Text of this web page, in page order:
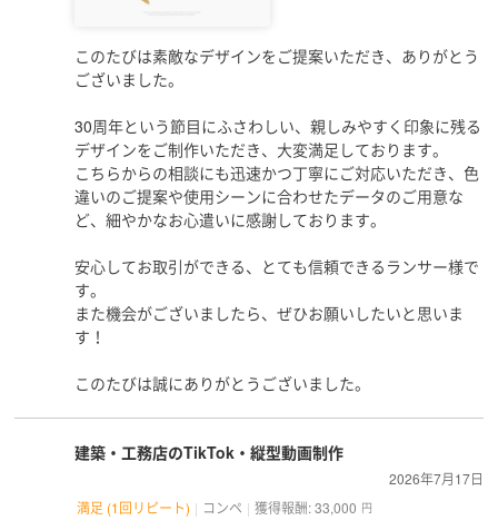
このたびは素敵なデザインをご提案いただき、ありがとう
ございました。
30周年という節目にふさわしい、親しみやすく印象に残る
デザインをご制作いただき、大変満足しております。
こちらからの相談にも迅速かつ丁寧にご対応いただき、色
違いのご提案や使用シーンに合わせたデータのご用意な
ど、細やかなお心遣いに感謝しております。
安心してお取引ができる、とても信頼できるランサー様で
す。
また機会がございましたら、ぜひお願いしたいと思いま
す！
このたびは誠にありがとうございました。
建築・工務店のTikTok・縦型動画制作
2026年7月17日
満足 (1回リピート)
コンペ 獲得報酬: 33,000 円